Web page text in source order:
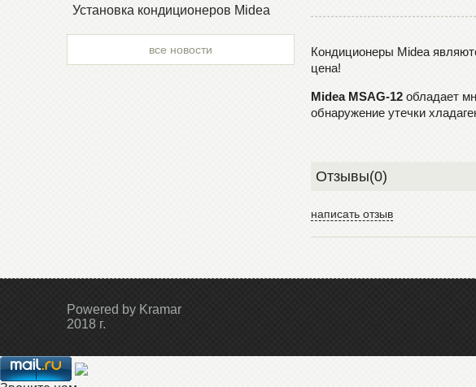
Кондиционеры Midea
цена!
Midea MSAG-12 обладает
обнаружение утечки
Отзывы(0)
написать отзыв
Установка кондиционеров Midea
все новости
Powered by Kramar
2018 г.